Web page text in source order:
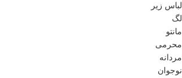
لباس زیر
لگ
مانتو
محرمی
مردانه
نوجوان